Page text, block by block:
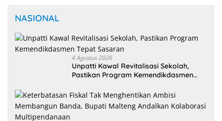
NASIONAL
4 Agustus 2026
Unpatti Kawal Revitalisasi Sekolah,
Pastikan Program Kemendikdasmen